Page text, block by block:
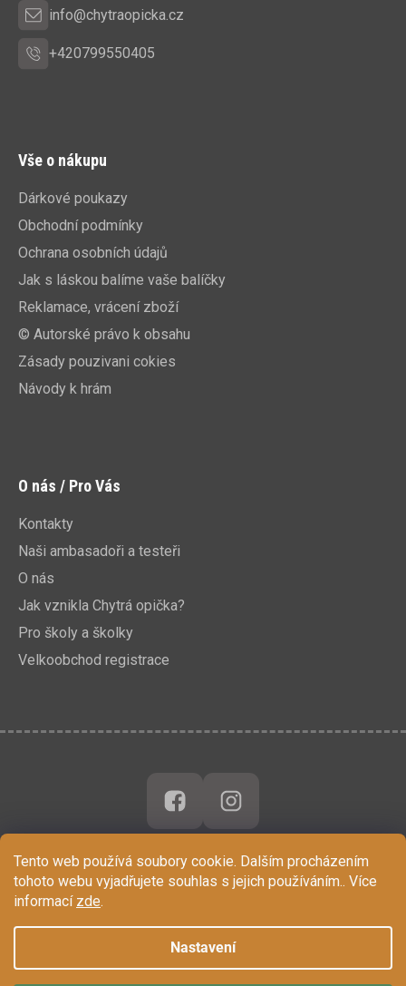
Tento web používá soubory cookie. Dalším procházením
tohoto webu vyjadřujete souhlas s jejich používáním.. Více
informací zde.
Nastavení
info@chytraopicka.cz
+420799550405
Vše o nákupu
Dárkové poukazy
Obchodní podmínky
Ochrana osobních údajů
Jak s láskou balíme vaše balíčky
Reklamace, vrácení zboží
© Autorské právo k obsahu
Zásady pouzivani cokies
Návody k hrám
O nás / Pro Vás
Kontakty
Naši ambasadoři a testeři
O nás
Jak vznikla Chytrá opička?
Pro školy a školky
Velkoobchod registrace